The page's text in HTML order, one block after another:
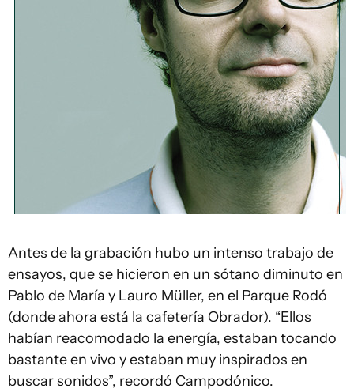
Antes de la grabación hubo un intenso trabajo de
ensayos, que se hicieron en un sótano diminuto en
Pablo de María y Lauro Müller, en el Parque Rodó
(donde ahora está la cafetería Obrador). “Ellos
habían reacomodado la energía, estaban tocando
bastante en vivo y estaban muy inspirados en
buscar sonidos”, recordó Campodónico.